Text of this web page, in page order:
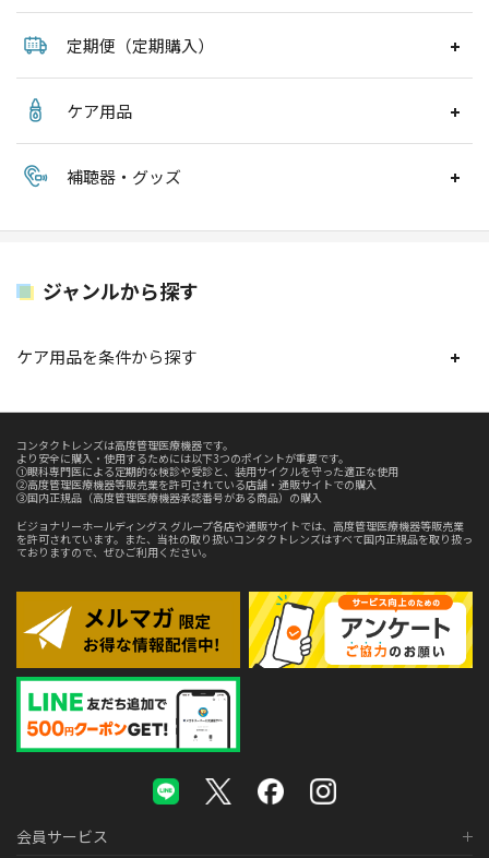
定期便（定期購入）
ケア用品
補聴器・グッズ
ジャンルから探す
ケア用品を条件から探す
コンタクトレンズは高度管理医療機器です。
より安全に購入・使用するためには以下3つのポイントが重要です。
①眼科専門医による定期的な検診や受診と、装用サイクルを守った適正な使用
②高度管理医療機器等販売業を許可されている店舗・通販サイトでの購入
③国内正規品（高度管理医療機器承認番号がある商品）の購入
ビジョナリーホールディングス グループ各店や通販サイトでは、高度管理医療機器等販売業
を許可されています。また、当社の取り扱いコンタクトレンズはすべて国内正規品を取り扱っ
ておりますので、ぜひご利用ください。
会員サービス